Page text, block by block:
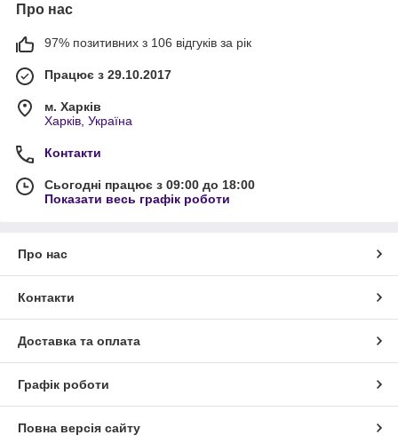
Про нас
97% позитивних з 106 відгуків за рік
Працює з 29.10.2017
м. Харків
Харків, Україна
Контакти
Сьогодні працює з 09:00 до 18:00
Показати весь графік роботи
Про нас
Контакти
Доставка та оплата
Графік роботи
Повна версія сайту